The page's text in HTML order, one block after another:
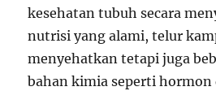
kesehatan tubuh secara
nutrisi yang alami, telur
menyehatkan tetapi juga
bahan kimia seperti